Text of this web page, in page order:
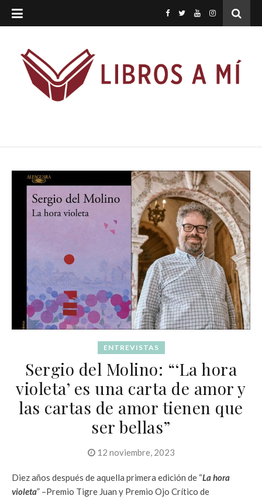
ENTREVISTAS
Sergio del Molino: “‘La hora
violeta’ es una carta de amor y
las cartas de amor tienen que
ser bellas”
12 noviembre, 2023
Diez años después de aquella primera edición de “La hora
violeta” –Premio Tigre Juan y Premio Ojo Crítico de